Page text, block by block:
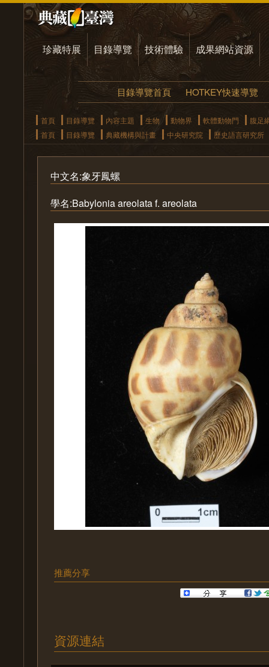
珍藏特展 目錄導覽 技術體驗 成果網站資源
目錄導覽首頁 HOTKEY快速導覽
首頁 目錄導覽 內容主題 生物 動物界 軟體動物門
腹足
首頁
目錄導覽 典藏機構與計畫 中央研究院 歷史語言研究所
中文名:象牙鳳螺
學名:Babylonia areolata f. areolata
推薦分享
資源連結